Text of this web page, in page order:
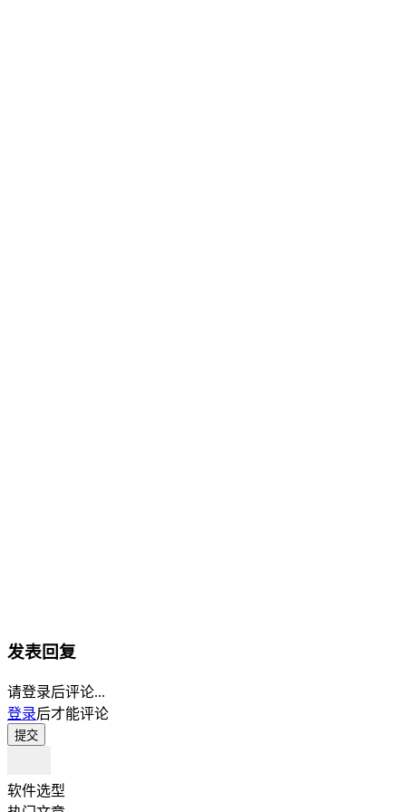
发表回复
请登录后评论...
登录后才能评论
提交
软件选型